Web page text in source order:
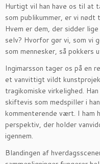
Hurtigt vil han have os til at
som publikummer, er vi nødt
Hvem er dem, der sidder
selv? Hvorfor gør vi, som vi
som mennesker, så pokkers
Ingimarsson tager os på en
et vanvittigt vildt
tragikomiske virkelighed.
skiftevis som medspiller i
kommenterende vært. I ham
perspektiv, der holder
igennem.
Blandingen af